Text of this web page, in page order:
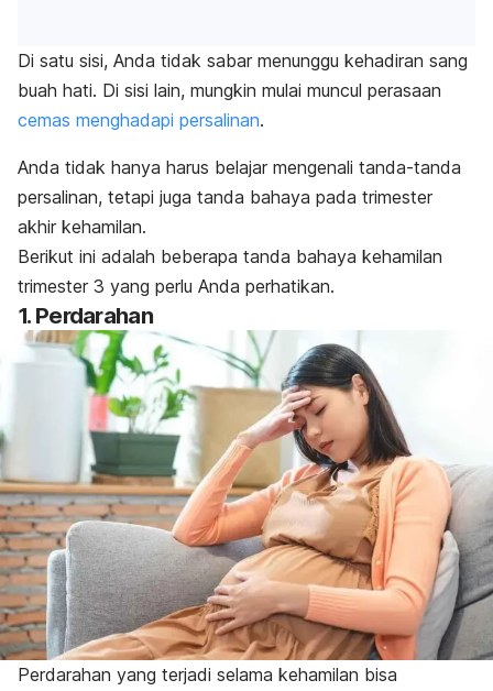
Di satu sisi, Anda tidak sabar menunggu kehadiran sang
buah hati. Di sisi lain, mungkin mulai muncul perasaan
cemas menghadapi persalinan.
Anda tidak hanya harus belajar mengenali tanda-tanda
persalinan, tetapi juga tanda bahaya pada trimester
akhir kehamilan.
Berikut ini adalah beberapa tanda bahaya kehamilan
trimester 3 yang perlu Anda perhatikan.
1. Perdarahan
Perdarahan yang terjadi selama kehamilan bisa